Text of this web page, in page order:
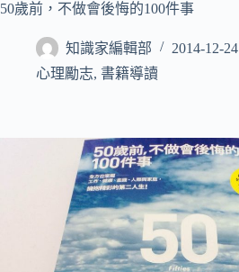
50歲前，不做會後悔的100件事
知識家編輯部
2014-12-24
心理勵志, 書籍導讀